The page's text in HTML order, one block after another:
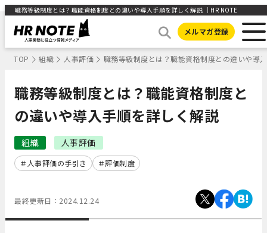
職務等級制度とは？職能資格制度との違いや導入手順を詳しく解説 ｜HR NOTE
メルマガ登録
TOP 組織 人事評価 職務等級制度とは？職能資格制度との違いや導
職務等級制度とは？職能資格制度と
の違いや導入手順を詳しく解説
組織 人事評価
人事評価の手引き 評価制度
最終更新日： 2024.12.24